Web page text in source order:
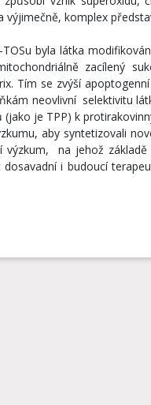
komplex
byla látka
zacílený
Tím se zvýší
neovlivní selektivitu
je TPP) k
aby syntetizovali
na jehož
i budoucí